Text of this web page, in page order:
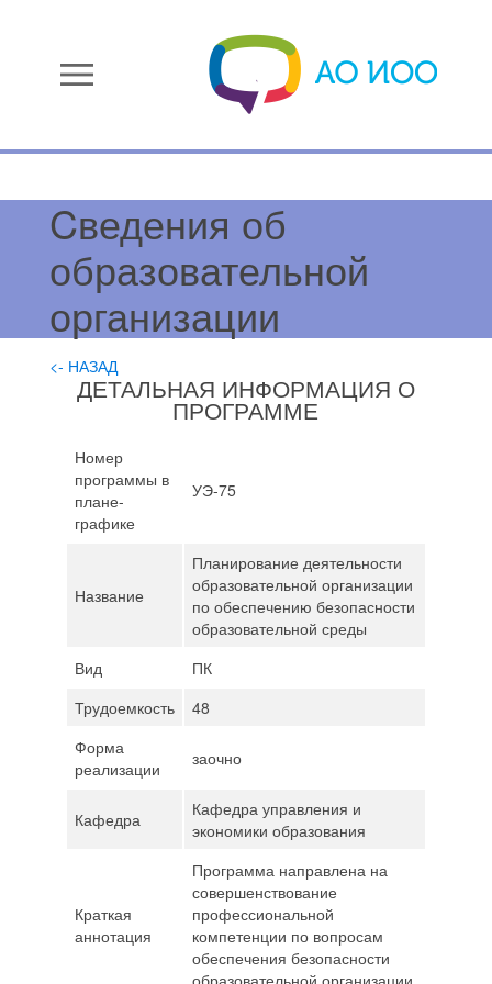
menu
Cведения об
образовательной
организации
<- НАЗАД
ДЕТАЛЬНАЯ ИНФОРМАЦИЯ О
ПРОГРАММЕ
Номер
программы в
плане-
графике
УЭ-75
Название
Планирование деятельности
образовательной организации
по обеспечению безопасности
образовательной среды
Вид
ПК
Трудоемкость
48
Форма
реализации
заочно
Кафедра
Кафедра управления и
экономики образования
Краткая
аннотация
Программа направлена на
совершенствование
профессиональной
компетенции по вопросам
обеспечения безопасности
образовательной организации.